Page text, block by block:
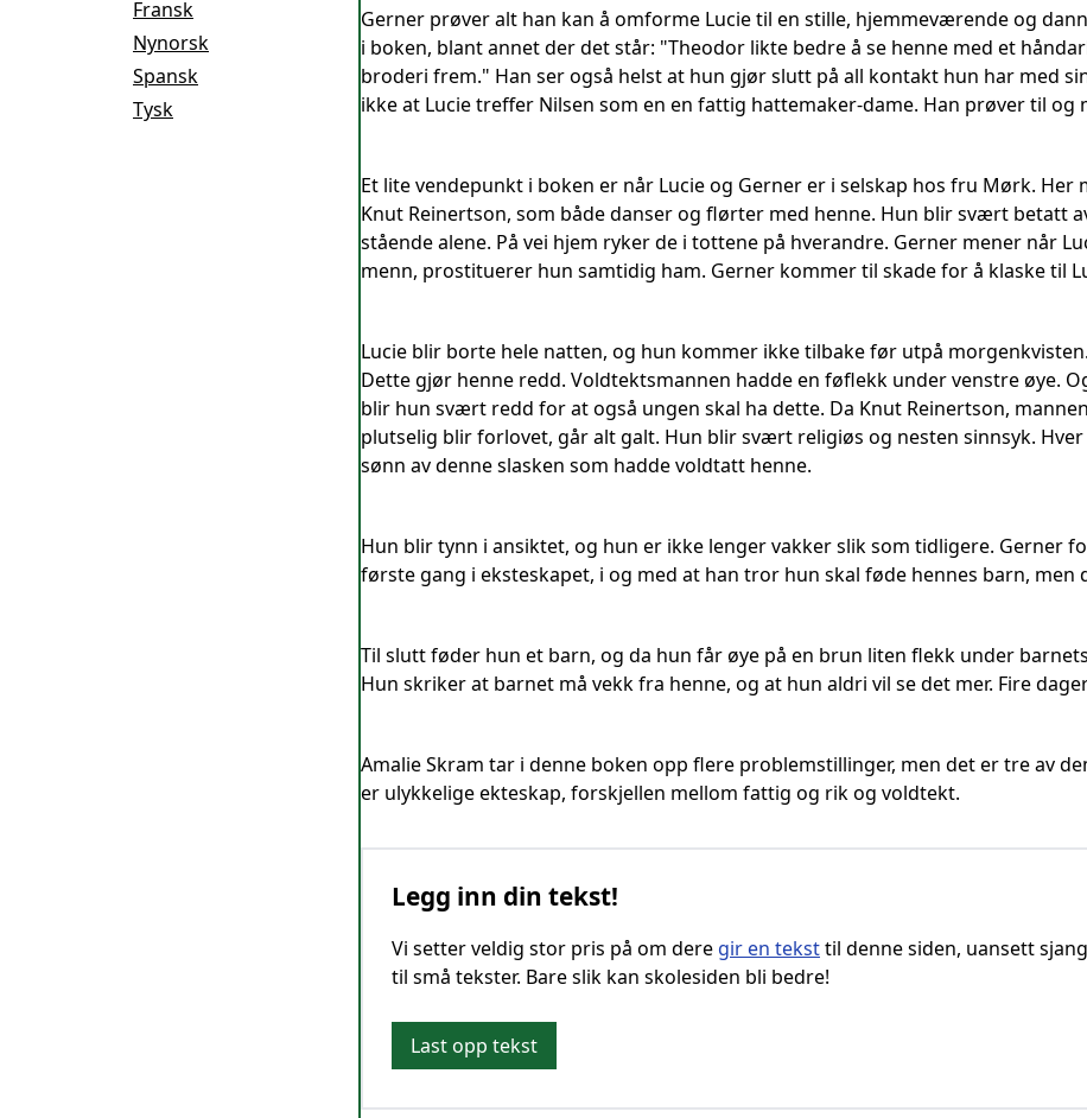
Fransk
Nynorsk
Spansk
Tysk
Gerner prøver alt han kan å omforme Lucie til en stille, hjemmeværende og
i boken, blant annet der det står: "Theodor likte bedre å se henne med et
broderi frem." Han ser også helst at hun gjør slutt på all kontakt hun har med
ikke at Lucie treffer Nilsen som en en fattig hattemaker-dame. Han prøver til
Et lite vendepunkt i boken er når Lucie og Gerner er i selskap hos fru Mørk.
Knut Reinertson, som både danser og flørter med henne. Hun blir svært betatt
stående alene. På vei hjem ryker de i tottene på hverandre. Gerner mener når
menn, prostituerer hun samtidig ham. Gerner kommer til skade for å klaske til
Lucie blir borte hele natten, og hun kommer ikke tilbake før utpå
Dette gjør henne redd. Voldtektsmannen hadde en føflekk under venstre øye.
blir hun svært redd for at også ungen skal ha dette. Da Knut Reinertson,
plutselig blir forlovet, går alt galt. Hun blir svært religiøs og nesten sinnsyk.
sønn av denne slasken som hadde voldtatt henne.
Hun blir tynn i ansiktet, og hun er ikke lenger vakker slik som tidligere. Gerner
første gang i eksteskapet, i og med at han tror hun skal føde hennes barn, men
Til slutt føder hun et barn, og da hun får øye på en brun liten flekk under
Hun skriker at barnet må vekk fra henne, og at hun aldri vil se det mer. Fire
Amalie Skram tar i denne boken opp flere problemstillinger, men det er tre av
er ulykkelige ekteskap, forskjellen mellom fattig og rik og voldtekt.
Legg inn din tekst!
Vi setter veldig stor pris på om dere gir en teksttil denne siden, uansett
til små tekster. Bare slik kan skolesiden bli bedre!
Last opp tekst